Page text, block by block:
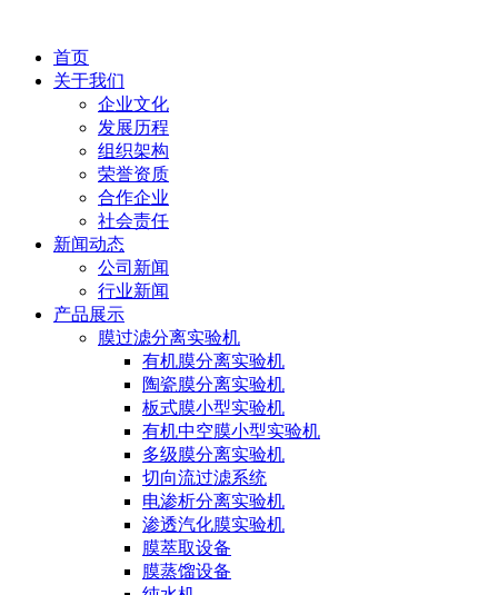
首页
关于我们
企业文化
发展历程
组织架构
荣誉资质
合作企业
社会责任
新闻动态
公司新闻
行业新闻
产品展示
膜过滤分离实验机
有机膜分离实验机
陶瓷膜分离实验机
板式膜小型实验机
有机中空膜小型实验机
多级膜分离实验机
切向流过滤系统
电渗析分离实验机
渗透汽化膜实验机
膜萃取设备
膜蒸馏设备